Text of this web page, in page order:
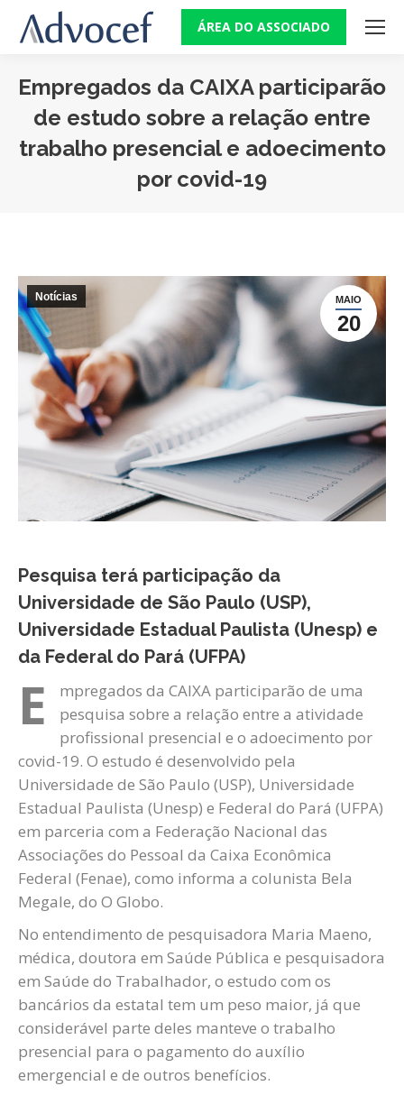
ÁREA DO ASSOCIADO
Empregados da CAIXA participarão
de estudo sobre a relação entre
trabalho presencial e adoecimento
por covid-19
MAIO
20
Notícias
Pesquisa terá participação da
Universidade de São Paulo (USP),
Universidade Estadual Paulista (Unesp) e
da Federal do Pará (UFPA)
E
mpregados da CAIXA participarão de uma
pesquisa sobre a relação entre a atividade
profissional presencial e o adoecimento por
covid-19. O estudo é desenvolvido pela
Universidade de São Paulo (USP), Universidade
Estadual Paulista (Unesp) e Federal do Pará (UFPA)
em parceria com a Federação Nacional das
Associações do Pessoal da Caixa Econômica
Federal (Fenae), como informa a colunista Bela
Megale, do O Globo.
No entendimento de pesquisadora Maria Maeno,
médica, doutora em Saúde Pública e pesquisadora
em Saúde do Trabalhador, o estudo com os
bancários da estatal tem um peso maior, já que
considerável parte deles manteve o trabalho
presencial para o pagamento do auxílio
emergencial e de outros benefícios.